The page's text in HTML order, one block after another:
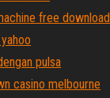
free download
pulsa
casino melbourne